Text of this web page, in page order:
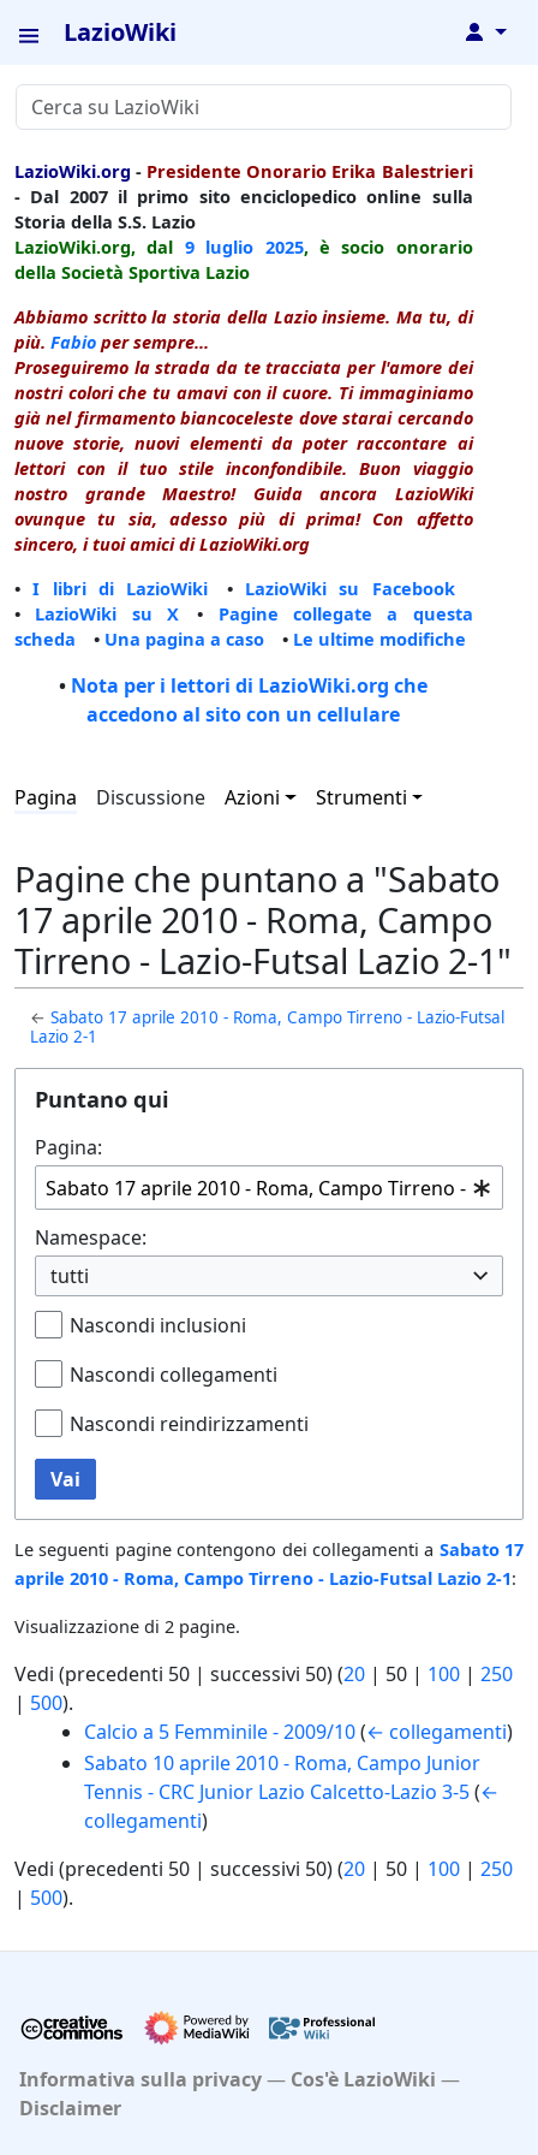
LazioWiki ↓
LazioWiki.org - Presidente Onorario Erika Balestrieri
- Dal 2007 il primo sito enciclopedico online sulla
Storia della S.S. Lazio
LazioWiki.org, dal 9 luglio 2025, è socio onorario
della Società Sportiva Lazio
Abbiamo scritto la storia della Lazio insieme. Ma tu, di
più. Fabio per sempre...
Proseguiremo la strada da te tracciata per l'amore dei
nostri colori che tu amavi con il cuore. Ti immaginiamo
già nel firmamento biancoceleste dove starai cercando
nuove storie, nuovi elementi da poter raccontare ai
lettori con il tuo stile inconfondibile. Buon viaggio
nostro grande Maestro! Guida ancora LazioWiki
ovunque tu sia, adesso più di prima! Con affetto
sincero, i tuoi amici di LazioWiki.org
•I libri di LazioWiki • LazioWiki su Facebook
• LazioWiki su X • Pagine collegate a questa
scheda • Una pagina a caso • Le ultime modifiche
• Nota per i lettori di LazioWiki.org che
accedono al sito con un cellulare
Pagina Discussione Azioni Strumenti
Pagine che puntano a "Sabato
17 aprile 2010 - Roma, Campo
Tirreno - Lazio-Futsal Lazio 2-1"
←Sabato 17 aprile 2010 - Roma, Campo Tirreno - Lazio-Futsal
Lazio 2-1
Puntano qui
Pagina:
Namespace:
tutti
Nascondi inclusioni
Nascondi collegamenti
Nascondi reindirizzamenti
Vai
Le seguenti pagine contengono dei collegamenti a Sabato 17
aprile 2010 - Roma, Campo Tirreno - Lazio-Futsal Lazio 2-1:
Visualizzazione di 2 pagine.
Vedi (precedenti 50 | successivi 50) (20 | 50 | 100 | 250
| 500).
Calcio a 5 Femminile - 2009/10 (← collegamenti)
Sabato 10 aprile 2010 - Roma, Campo Junior
Tennis - CRC Junior Lazio Calcetto-Lazio 3-5 (←
collegamenti)
Vedi (precedenti 50 | successivi 50) (20 | 50 | 100 | 250
| 500).
Informativa sulla privacy
Cos'è LazioWiki
Disclaimer